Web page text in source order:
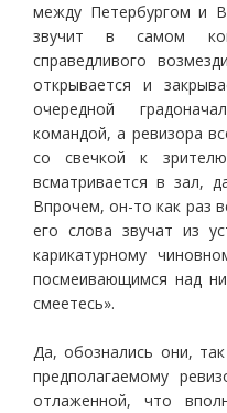
между Петербургом и
звучит в самом
справедливого
открывается и
очередной
командой, а ревизора
со свечкой к
всматривается в зал,
Впрочем, он-то как раз
его слова звучат из
карикатурному
посмеивающимся над
смеетесь».
Да, обознались они,
предполагаемому
отлаженной, что